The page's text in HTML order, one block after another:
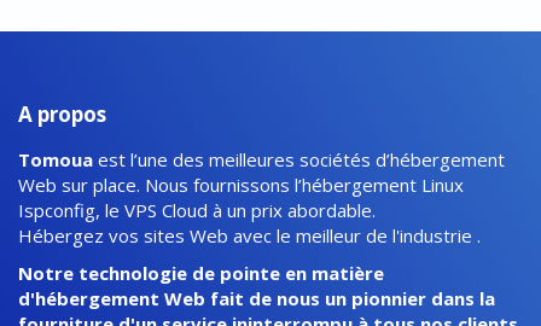
A propos
Tomoua est l’une des meilleures sociétés d’hébergement
Web sur place. Nous fournissons l’hébergement Linux
Ispconfig, le VPS Cloud à un prix abordable.
Hébergez vos sites Web avec le meilleur de l'industrie .
Notre technologie de pointe en matière
d'hébergement Web fait de nous un pionnier dans la